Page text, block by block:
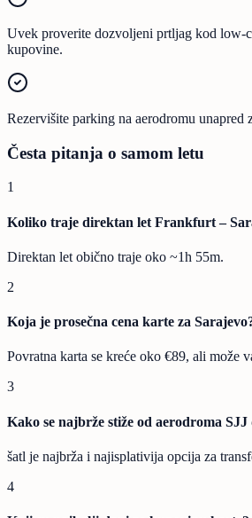
Uvek proverite dozvoljeni prtljag kod low-
kupovine.
Rezervišite parking na aerodromu unapred
Česta pitanja o samom letu
1
Koliko traje direktan let Frankfurt –
Direktan let obično traje oko ~1h 55m.
2
Koja je prosečna cena karte za
Povratna karta se kreće oko €89, ali može
3
Kako se najbrže stiže od aerodroma SJJ
šatl je najbrža i najisplativija opcija za
4